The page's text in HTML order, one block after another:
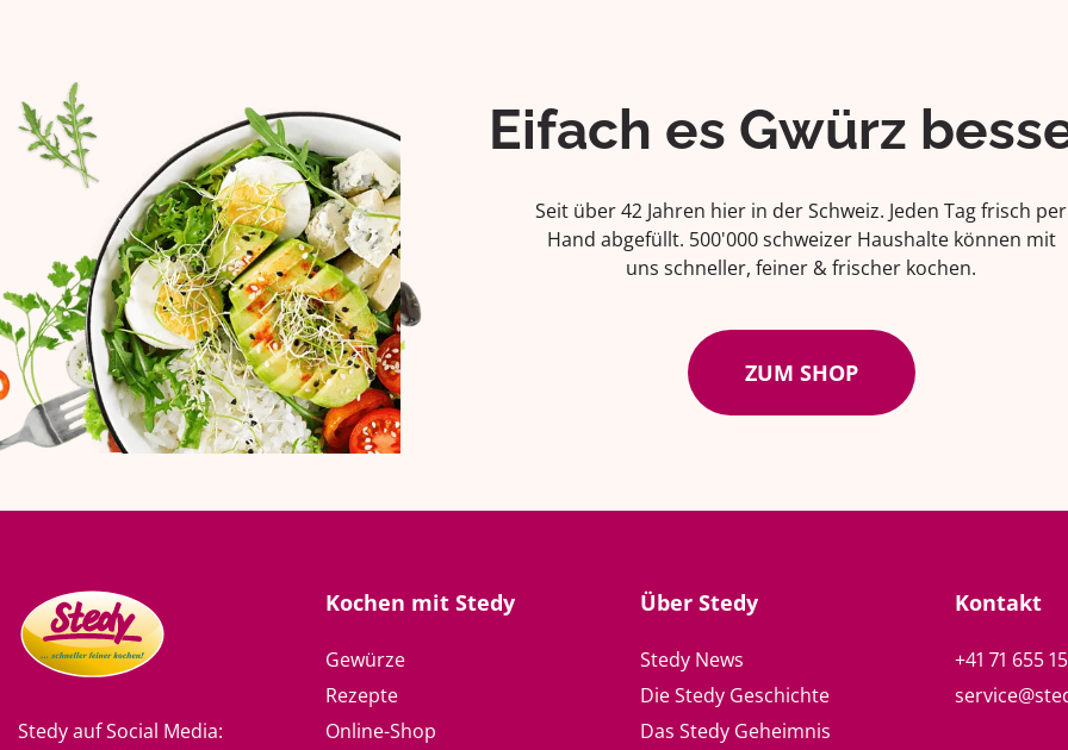
Eifach es Gwürz
Seit über 42 Jahren hier in der Schweiz. Jeden Tag frisch per
Hand abgefüllt. 500'000 schweizer Haushalte können mit
uns schneller, feiner & frischer kochen.
ZUM SHOP
Stedy auf Social Media:
Kochen mit Stedy
Gewürze
Rezepte
Online-Shop
Über Stedy
Stedy News
Die Stedy Geschichte
Das Stedy Geheimnis
Kontakt
+41 71 655